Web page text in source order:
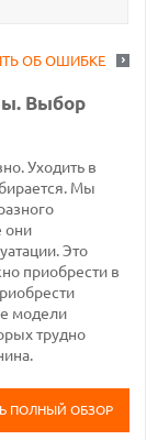
ОБ ОШИБКЕ
Выбор
Уходить в
Мы
они
Это
приобрести в
модели
трудно
ПОЛНЫЙ ОБЗОР